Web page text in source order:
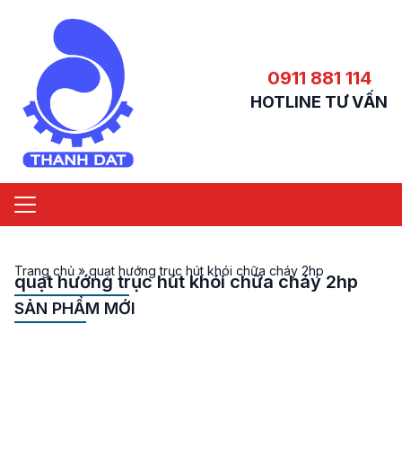
0911 881 114
HOTLINE TƯ VẤN
Trang chủ »quạt hướng trục hút khói chữa cháy 2hp
quạt hướng trục hút khói chữa cháy 2hp
SẢN PHẨM MỚI